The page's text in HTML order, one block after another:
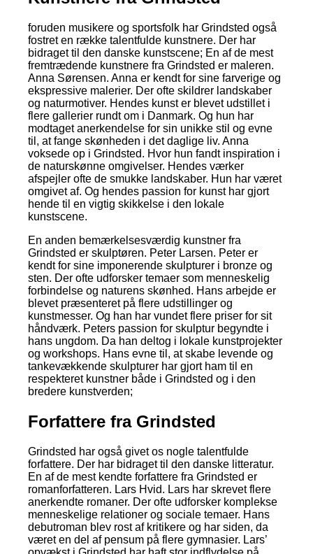
foruden musikere og sportsfolk har Grindsted også
fostret en række talentfulde kunstnere. Der har
bidraget til den danske kunstscene; En af de mest
fremtrædende kunstnere fra Grindsted er maleren.
Anna Sørensen. Anna er kendt for sine farverige og
ekspressive malerier. Der ofte skildrer landskaber
og naturmotiver. Hendes kunst er blevet udstillet i
flere gallerier rundt om i Danmark. Og hun har
modtaget anerkendelse for sin unikke stil og evne
til, at fange skønheden i det daglige liv. Anna
voksede op i Grindsted. Hvor hun fandt inspiration i
de naturskønne omgivelser. Hendes værker
afspejler ofte de smukke landskaber. Hun har været
omgivet af. Og hendes passion for kunst har gjort
hende til en vigtig skikkelse i den lokale
kunstscene.
En anden bemærkelsesværdig kunstner fra
Grindsted er skulptøren. Peter Larsen. Peter er
kendt for sine imponerende skulpturer i bronze og
sten. Der ofte udforsker temaer som menneskelig
forbindelse og naturens skønhed. Hans arbejde er
blevet præsenteret på flere udstillinger og
kunstmesser. Og han har vundet flere priser for sit
håndværk. Peters passion for skulptur begyndte i
hans ungdom. Da han deltog i lokale kunstprojekter
og workshops. Hans evne til, at skabe levende og
tankevækkende skulpturer har gjort ham til en
respekteret kunstner både i Grindsted og i den
bredere kunstverden;
Forfattere fra Grindsted
Grindsted har også givet os nogle talentfulde
forfattere. Der har bidraget til den danske litteratur.
En af de mest kendte forfattere fra Grindsted er
romanforfatteren. Lars Hvid. Lars har skrevet flere
anerkendte romaner. Der ofte udforsker komplekse
menneskelige relationer og sociale temaer. Hans
debutroman blev rost af kritikere og har siden, da
været en del af pensum på flere gymnasier. Lars’